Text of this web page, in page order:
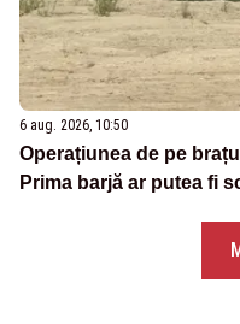
6 aug. 2026, 10:50
Operațiunea de pe
Prima barjă ar putea fi